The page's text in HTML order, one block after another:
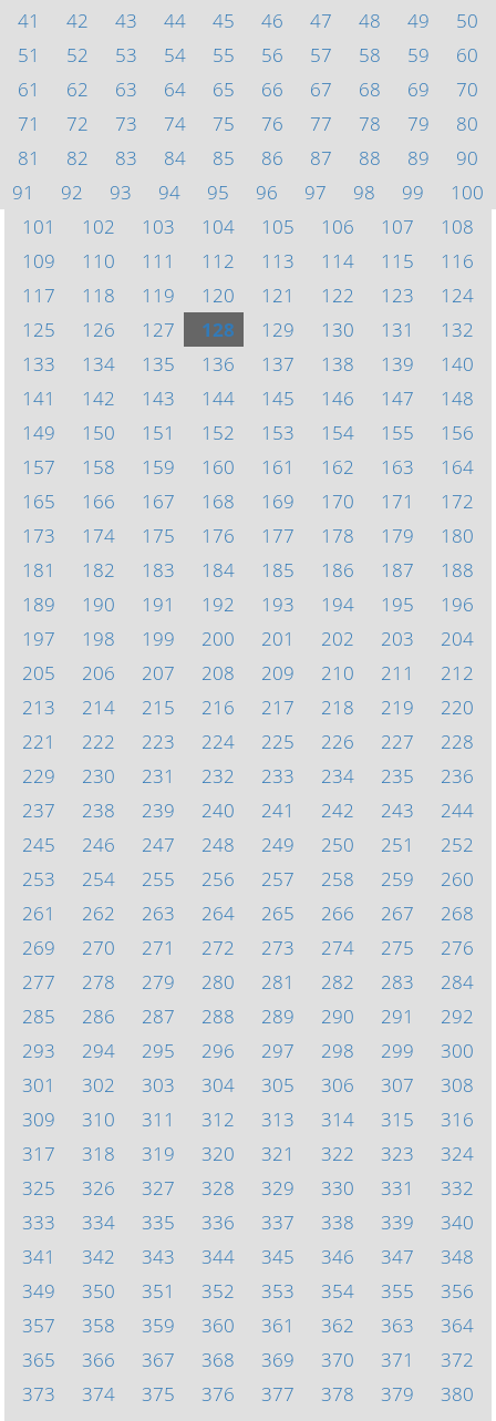
41
42 43 44 45 46 47 48 49
50
51
52 53 54 55 56 57 58 59
60
61
62 63 64 65 66 67 68 69
70
71
72 73 74 75 76 77 78 79
80
81
82 83 84 85 86 87 88 89
90
91
92 93 94 95 96 97 98 99
100
101
102 103 104 105 106 107
108
109
110 111 112 113 114 115
116
117
118 119 120 121 122 123
124
125
126 127 128 129 130 131
132
133
134 135 136 137 138 139
140
141
142 143 144 145 146 147
148
149
150 151 152 153 154 155
156
157
158 159 160 161 162 163
164
165
166 167 168 169 170 171
172
173
174 175 176 177 178 179
180
181
182 183 184 185 186 187
188
189
190 191 192 193 194 195
196
197
198 199 200 201 202 203
204
205
206 207 208 209 210 211
212
213
214 215 216 217 218 219
220
221
222 223 224 225 226 227
228
229
230 231 232 233 234 235
236
237
238 239 240 241 242 243
244
245
246 247 248 249 250 251
252
253
254 255 256 257 258 259
260
261
262 263 264 265 266 267
268
269
270 271 272 273 274 275
276
277
278 279 280 281 282 283
284
285
286 287 288 289 290 291
292
293
294 295 296 297 298 299
300
301
302 303 304 305 306 307
308
309
310 311 312 313 314 315
316
317
318 319 320 321 322 323
324
325
326 327 328 329 330 331
332
333
334 335 336 337 338 339
340
341
342 343 344 345 346 347
348
349
350 351 352 353 354 355
356
357
358 359 360 361 362 363
364
365
366 367 368 369 370 371
372
373
374 375 376 377 378 379
380